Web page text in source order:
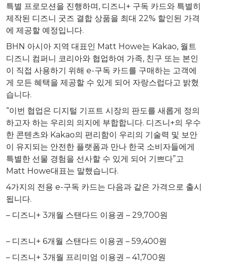
특별 프로모션을 진행하며, 디즈니+ 구독 카드와 특별히
제작된 디즈니 굿즈 결합 상품을 최대 22% 할인된 가격
에 제공할 예정입니다.
BHN 아시아 지역 대표인 Matt Howe는 Kakao, 월트
디즈니 컴퍼니 코리아와 협업하여 가족, 친구 또는 본인
이 직접 사용하기 위해 e-구독 카드를 구매하는 고객에
게 모든 혜택을 제공할 수 있게 되어 자랑스럽다고 밝혔
습니다.
“이번 협업은 디지털 기프트 시장의 판도를 새롭게 정의
하고자 하는 우리의 의지에 부합합니다. 디즈니+의 우수
한 콘텐츠와 Kakao의 편리함이 우리의 기술력 및 보안
이 유지되는 안전한 플랫폼과 만나 한국 소비자들에게
특별한 선물 경험을 선사할 수 있게 되어 기쁘다”고
Matt Howe대표는 말했습니다.
4가지의 전용 e-구독 카드는 다음과 같은 가격으로 출시
됩니다.
– 디즈니+ 3개월 스탠다드 이용권 – 29,700원
– 디즈니+ 6개월 스탠다드 이용권 – 59,400원
– 디즈니+ 3개월 프리미엄 이용권 – 41,700원